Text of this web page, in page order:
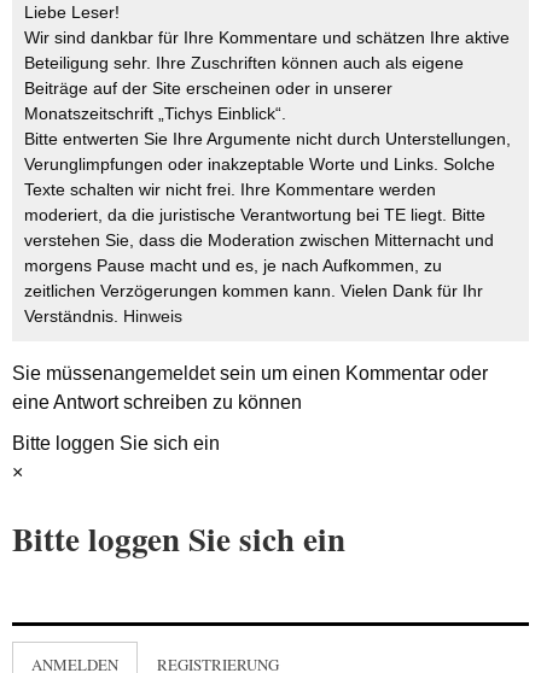
Liebe Leser!
Wir sind dankbar für Ihre Kommentare und schätzen Ihre aktive
Beteiligung sehr. Ihre Zuschriften können auch als eigene
Beiträge auf der Site erscheinen oder in unserer
Monatszeitschrift „Tichys Einblick“.
Bitte entwerten Sie Ihre Argumente nicht durch Unterstellungen,
Verunglimpfungen oder inakzeptable Worte und Links. Solche
Texte schalten wir nicht frei. Ihre Kommentare werden
moderiert, da die juristische Verantwortung bei TE liegt. Bitte
verstehen Sie, dass die Moderation zwischen Mitternacht und
morgens Pause macht und es, je nach Aufkommen, zu
zeitlichen Verzögerungen kommen kann. Vielen Dank für Ihr
Verständnis. Hinweis
Sie müssenangemeldetsein um einen Kommentar oder
eine Antwort schreiben zu können
Bitte loggen Sie sich ein
×
Bitte loggen Sie sich ein
ANMELDEN REGISTRIERUNG